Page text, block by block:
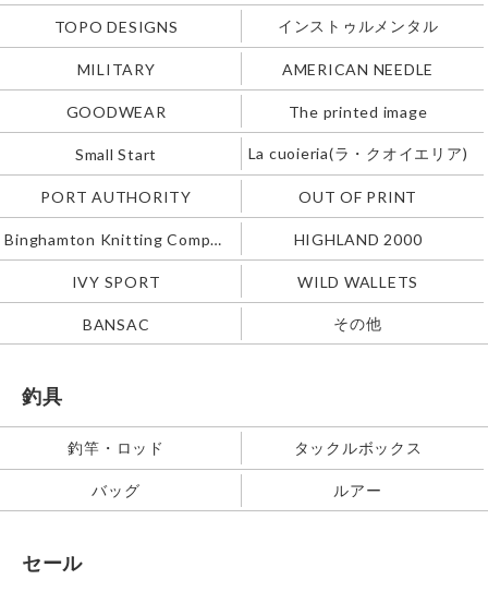
TOPO DESIGNS インストゥルメンタル
MILITARY AMERICAN NEEDLE
GOODWEAR The printed image
Small Start La cuoieria(ラ・クオイエリア)
PORT AUTHORITY OUT OF PRINT
Binghamton Knitting Company HIGHLAND 2000
IVY SPORT WILD WALLETS
BANSAC その他
釣具
釣竿・ロッド タックルボックス
バッグ ルアー
セール